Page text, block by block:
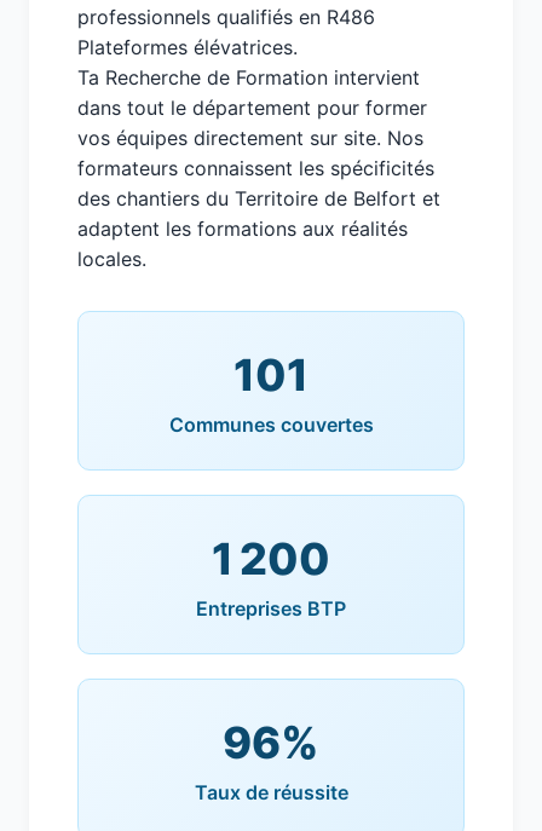
professionnels qualifiés en R486
Plateformes élévatrices.
Ta Recherche de Formation intervient
dans tout le département pour former
vos équipes directement sur site. Nos
formateurs connaissent les spécificités
des chantiers du Territoire de Belfort et
adaptent les formations aux réalités
locales.
101
Communes couvertes
1 200
Entreprises BTP
96%
Taux de réussite